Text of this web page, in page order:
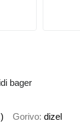
bager
Gorivo dizel